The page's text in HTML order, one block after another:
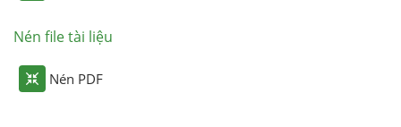
Nén file tài liệu
Nén PDF